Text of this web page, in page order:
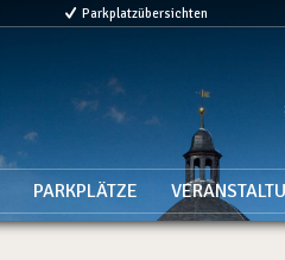
Parkplatzübersichten
PARKPLÄTZE